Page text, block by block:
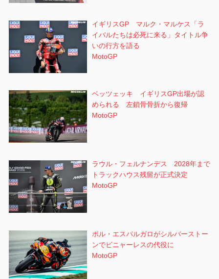
イギリスGP マルク・マルケス「ラ
イバルたちは必死に来る」タイトル争
いの行方を語る
MotoGP
ベッツェッキ イギリスGP出場が認
められる 左鎖骨骨折から復帰
MotoGP
ラウル・フェルナンデス 2028年まで
トラックハウス残留が正式決定
MotoGP
ポル・エスパルガロがシルバーストー
ンでビニャーレスの代役に
MotoGP